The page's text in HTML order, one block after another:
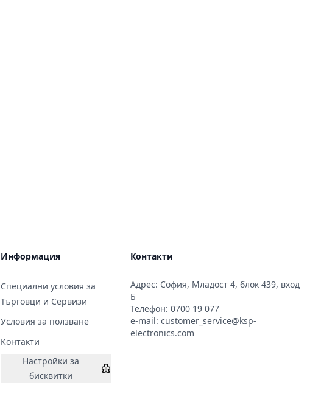
Информация
Специални условия за
Търговци и Сервизи
Условия за ползване
Контакти
Настройки за
бисквитки
Контакти
Адрес: София, Младост 4, блок 439, вход
Б
Телефон: 0700 19 077
e-mail: customer_service@ksp-
electronics.com